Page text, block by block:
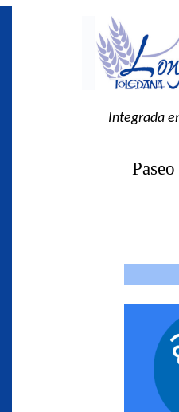
Integrada